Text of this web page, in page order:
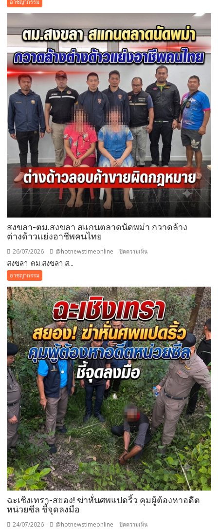
ใหญ่
ขน
ต่างด้าว
จีน
ลักลอบ
ส่ง
ออก
มาเลเซีย
อาชญากรรม
สงขลา-ตม.สงขลา สแกนตลาดนัดพม่า กวาดล้าง
ต่างด้าวแย่งอาชีพคนไทย
26/07/2026 @hotnewstimeonline ปิดความเห็น
ตลาด
นัด
พม่า
กวาดล้าง
ต่างด้าว
แย่ง
อาชีพ
คน
ไทย
สงขลา-ตม.สงขลา ส...
อาชญากรรม
ฉะเชิงเทรา-สยอง! ฆ่าหั่นศพแปดริ้ว คุมผู้ต้องหาอดีต
หน่วยซีล ชี้จุดลงมือ
24/07/2026 @hotnewstimeonline ปิดความเห็น